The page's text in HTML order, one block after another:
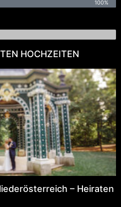
100%
HOCHZEITEN
– Heiraten